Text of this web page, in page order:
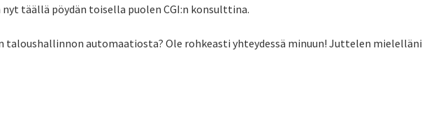
täällä pöydän toisella puolen CGI:n konsulttina.
taloushallinnon automaatiosta? Ole rohkeasti yhteydessä minuun! Juttelen mielelläni